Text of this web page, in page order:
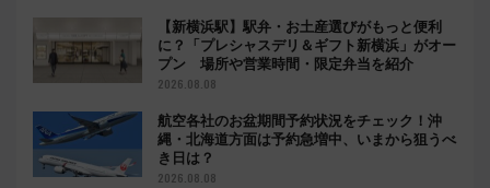
【新横浜駅】駅弁・お土産選びがもっと便利
に？「プレシャスデリ＆ギフト新横浜」がオー
プン 場所や営業時間・限定弁当を紹介
2026.08.08
航空各社のお盆期間予約状況をチェック！沖
縄・北海道方面は予約急増中、いまから狙うべ
き日は？
2026.08.08